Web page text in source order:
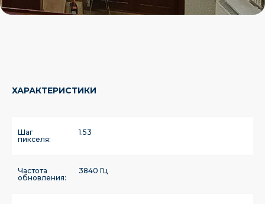
ХАРАКТЕРИСТИКИ
Шаг
пикселя:
1.53
Частота
обновления:
3840 Гц